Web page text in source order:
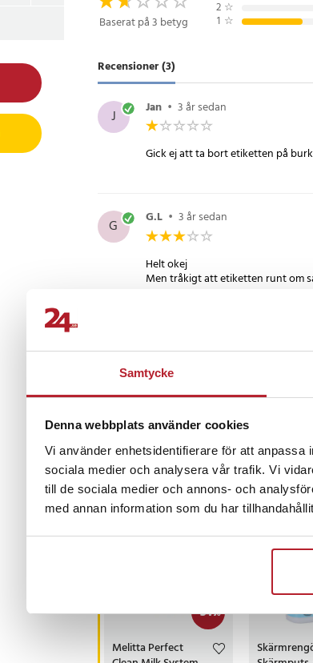
Samtycke
Denna webbplats använder cookies
Vi använder enhetsidentifierare för att anpassa
sociala medier och analysera vår trafik. Vi
till de sociala medier och annons- och
med annan information som du har
Baserat på 3 betyg
2 ☆
1 ☆
Recensioner (3)
J Jan • 3 år sedan
Gick ej att ta bort etiketten på
G G.L • 3 år sedan
Helt okej
Men tråkigt att etiketten runt om
PJ
Värdelöst, fick slängas. 80 % av
Andra köpte också
-34%
Melitta Perfect